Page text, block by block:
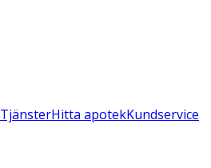
TjänsterHitta apotekKundservice